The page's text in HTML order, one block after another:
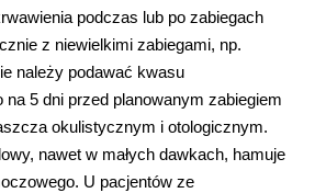
podczas lub po zabiegach
z niewielkimi zabiegami, np.
należy podawać kwasu
na 5 dni przed planowanym zabiegiem
okulistycznym i otologicznym.
nawet w małych dawkach, hamuje
U pacjentów ze